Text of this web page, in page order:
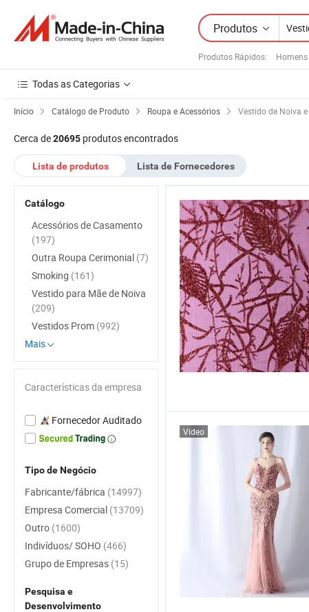
Produtos
Produtos Rápidos:
Todas as Categorias
Início Catálogo de Produto Roupa e Acessórios Vestido de Noiva
Cerca de20695 produtos encontrados
Lista de produtos Lista de Fornecedores
Vídeo
Catálogo
Acessórios de Casamento
(197)
Outra Roupa Cerimonial (7)
Smoking (161)
Vestido para Mãe de Noiva
(209)
Vestidos Prom (992)
Mais
Características da empresa
Fornecedor Auditado
Tipo de Negócio
Fabricante/fábrica (14997)
Empresa Comercial (13709)
Outro (1600)
Indivíduos/ SOHO (466)
Grupo de Empresas (15)
Pesquisa e
Desenvolvimento